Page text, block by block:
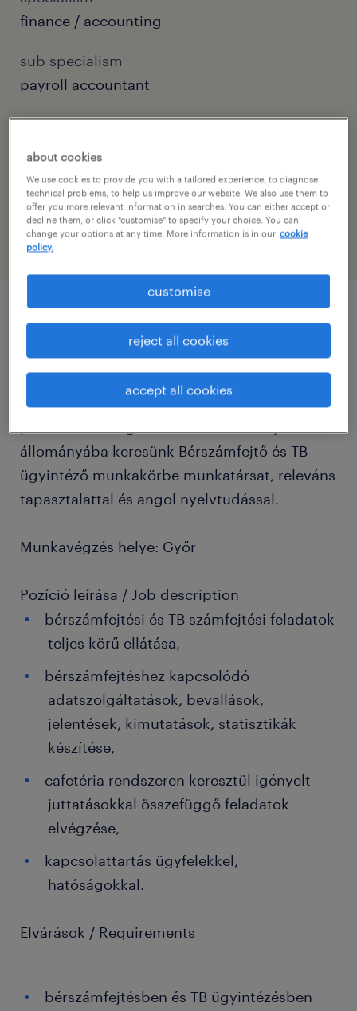
finance / accounting
sub specialism
payroll accountant
contact
rebeka.ress@randstad.hu
contact email
info@randstad.hu
job details
Cégleírás / Organisation/Department
Kiszervezett bérszámfejtéssel foglalkozó,
állományába keresünk Bérszámfejtő és TB
ügyintéző munkakörbe munkatársat, releváns
tapasztalattal és angol nyelvtudással.
Munkavégzés helye: Győr
Pozíció leírása / Job description
bérszámfejtési és TB számfejtési feladatok
teljes körű ellátása,
bérszámfejtéshez kapcsolódó
adatszolgáltatások, bevallások,
jelentések, kimutatások, statisztikák
készítése,
cafetéria rendszeren keresztül igényelt
juttatásokkal összefüggő feladatok
elvégzése,
kapcsolattartás ügyfelekkel,
hatóságokkal.
Elvárások / Requirements
bérszámfejtésben és TB ügyintézésben
about cookies
We use cookies to provide you with a tailored experience, to diagnose
technical problems, to help us improve our website. We also use them to
offer you more relevant information in searches. You can either accept or
decline them, or click "customise" to specify your choice. You can
change your options at any time. More information is in our cookie
policy.
customise
reject all cookies
accept all cookies